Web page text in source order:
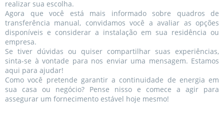
realizar sua escolha.
Agora que você está mais informado sobre quadros de
transferência manual, convidamos você a avaliar as opções
disponíveis e considerar a instalação em sua residência ou
empresa.
Se tiver dúvidas ou quiser compartilhar suas experiências,
sinta-se à vontade para nos enviar uma mensagem. Estamos
aqui para ajudar!
Como você pretende garantir a continuidade de energia em
sua casa ou negócio? Pense nisso e comece a agir para
assegurar um fornecimento estável hoje mesmo!